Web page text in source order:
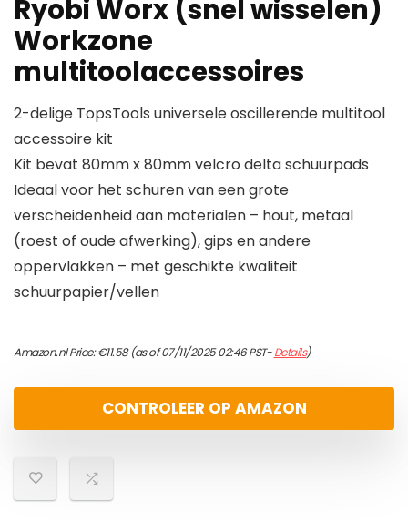
Ryobi Worx (snel wisselen)
Workzone
multitoolaccessoires
2-delige TopsTools universele oscillerende multitool
accessoire kit
Kit bevat 80mm x 80mm velcro delta schuurpads
Ideaal voor het schuren van een grote
verscheidenheid aan materialen – hout, metaal
(roest of oude afwerking), gips en andere
oppervlakken – met geschikte kwaliteit
schuurpapier/vellen
Amazon.nl Price:€11.58(as of 07/11/2025 02:46 PST-Details)
CONTROLEER OP AMAZON